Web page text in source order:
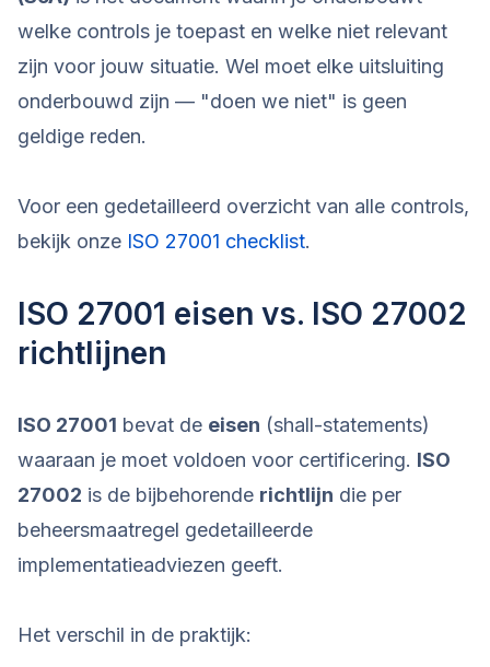
welke controls je toepast en welke niet relevant
zijn voor jouw situatie. Wel moet elke uitsluiting
onderbouwd zijn — "doen we niet" is geen
geldige reden.
Voor een gedetailleerd overzicht van alle controls,
bekijk onze ISO 27001 checklist.
ISO 27001 eisen vs. ISO 27002
richtlijnen
ISO 27001 bevat de eisen (shall-statements)
waaraan je moet voldoen voor certificering. ISO
27002 is de bijbehorende richtlijn die per
beheersmaatregel gedetailleerde
implementatieadviezen geeft.
Het verschil in de praktijk: